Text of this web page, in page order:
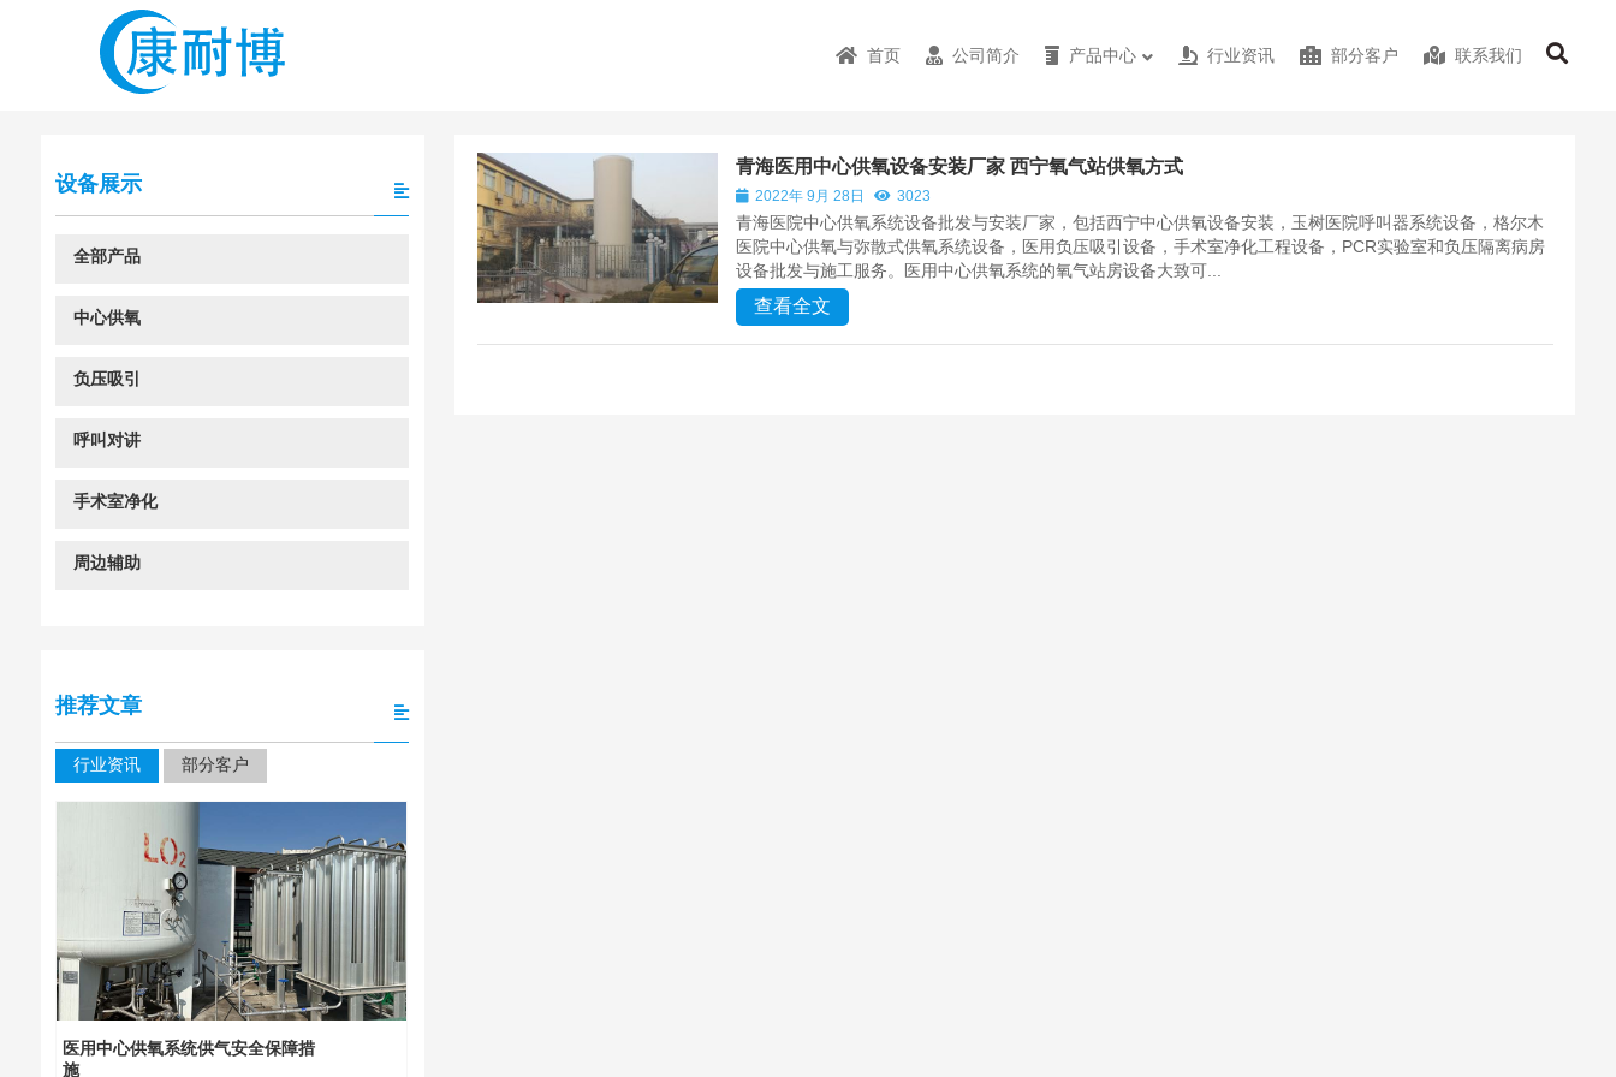
首页 公司简介 产品中心 行业资讯 部分客户 联系我们
青海医用中心供氧设备安装厂家 西宁氧气站供氧方式
2022年 9月 28日 3023
青海医院中心供氧系统设备批发与安装厂家，包括西宁中心供氧设备安装，玉树医院呼叫器系统设备，格尔木
医院中心供氧与弥散式供氧系统设备，医用负压吸引设备，手术室净化工程设备，PCR实验室和负压隔离病房
设备批发与施工服务。医用中心供氧系统的氧气站房设备大致可...
查看全文
设备展示
全部产品
中心供氧
负压吸引
呼叫对讲
手术室净化
周边辅助
推荐文章
行业资讯 部分客户
医用中心供氧系统供气安全保障措
施